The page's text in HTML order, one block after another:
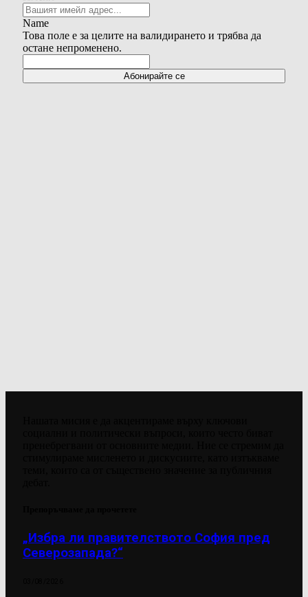
Name
Това поле е за целите на валидирането и трябва да
остане непроменено.
„Избра ли правителството София пред
Северозапада?“